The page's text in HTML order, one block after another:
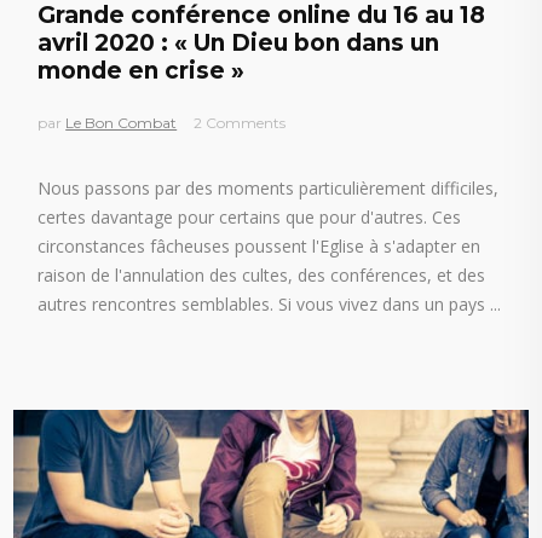
Grande conférence online du 16 au 18
avril 2020 : « Un Dieu bon dans un
monde en crise »
par Le Bon Combat 2 Comments
Nous passons par des moments particulièrement difficiles,
certes davantage pour certains que pour d'autres. Ces
circonstances fâcheuses poussent l'Eglise à s'adapter en
raison de l'annulation des cultes, des conférences, et des
autres rencontres semblables. Si vous vivez dans un pays